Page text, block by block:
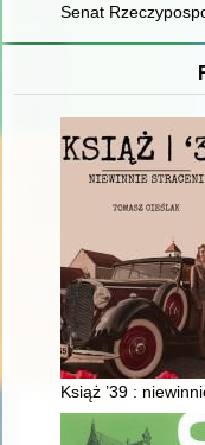
Senat
Książ ’39 :